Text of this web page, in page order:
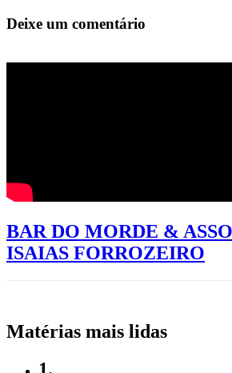
Deixe um comentário
BAR DO MORDE &
ISAIAS FORROZEIRO
Matérias mais lidas
1.